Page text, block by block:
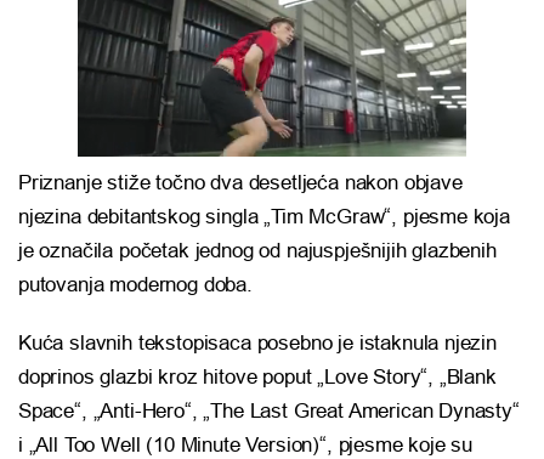
Priznanje stiže točno dva desetljeća nakon objave
njezina debitantskog singla „Tim McGraw“, pjesme koja
je označila početak jednog od najuspješnijih glazbenih
putovanja modernog doba.
Kuća slavnih tekstopisaca posebno je istaknula njezin
doprinos glazbi kroz hitove poput „Love Story“, „Blank
Space“, „Anti-Hero“, „The Last Great American Dynasty“
i „All Too Well (10 Minute Version)“, pjesme koje su